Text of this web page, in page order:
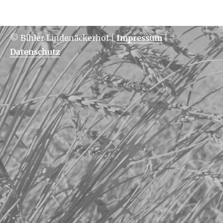
© Bihler Lindenäckerhof|Impressum|
Datenschutz